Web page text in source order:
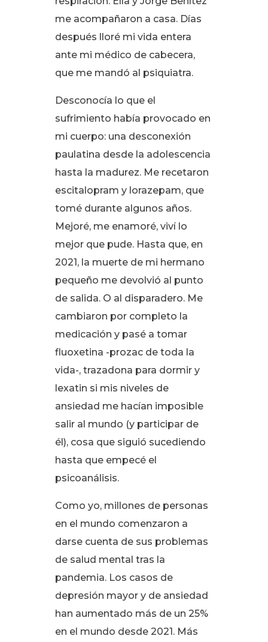
me acompañaron a casa. Días
después lloré mi vida entera
ante mi médico de cabecera,
que me mandó al psiquiatra.
Desconocía lo que el
sufrimiento había provocado en
mi cuerpo: una desconexión
paulatina desde la adolescencia
hasta la madurez. Me recetaron
escitalopram y lorazepam, que
tomé durante algunos años.
Mejoré, me enamoré, viví lo
mejor que pude. Hasta que, en
2021, la muerte de mi hermano
pequeño me devolvió al punto
de salida. O al disparadero. Me
cambiaron por completo la
medicación y pasé a tomar
fluoxetina -prozac de toda la
vida-, trazadona para dormir y
lexatin si mis niveles de
ansiedad me hacían imposible
salir al mundo (y participar de
él), cosa que siguió sucediendo
hasta que empecé el
psicoanálisis.
Como yo, millones de personas
en el mundo comenzaron a
darse cuenta de sus problemas
de salud mental tras la
pandemia. Los casos de
depresión mayor y de ansiedad
han aumentado más de un 25%
en el mundo desde 2021. Más